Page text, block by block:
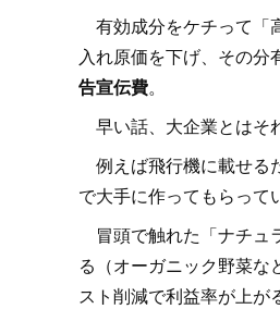
有効成分をケチって「
入れ原価を下げ、その分
告宣伝費。
早い話、大企業とはそ
例えば飛行機に載せる
で大手に作ってもらって
冒頭で触れた「ナチュ
る（オーガニック野菜な
スト削減で利益率が上が